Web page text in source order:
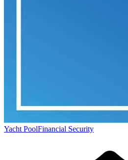
Yacht PoolFinancial Security